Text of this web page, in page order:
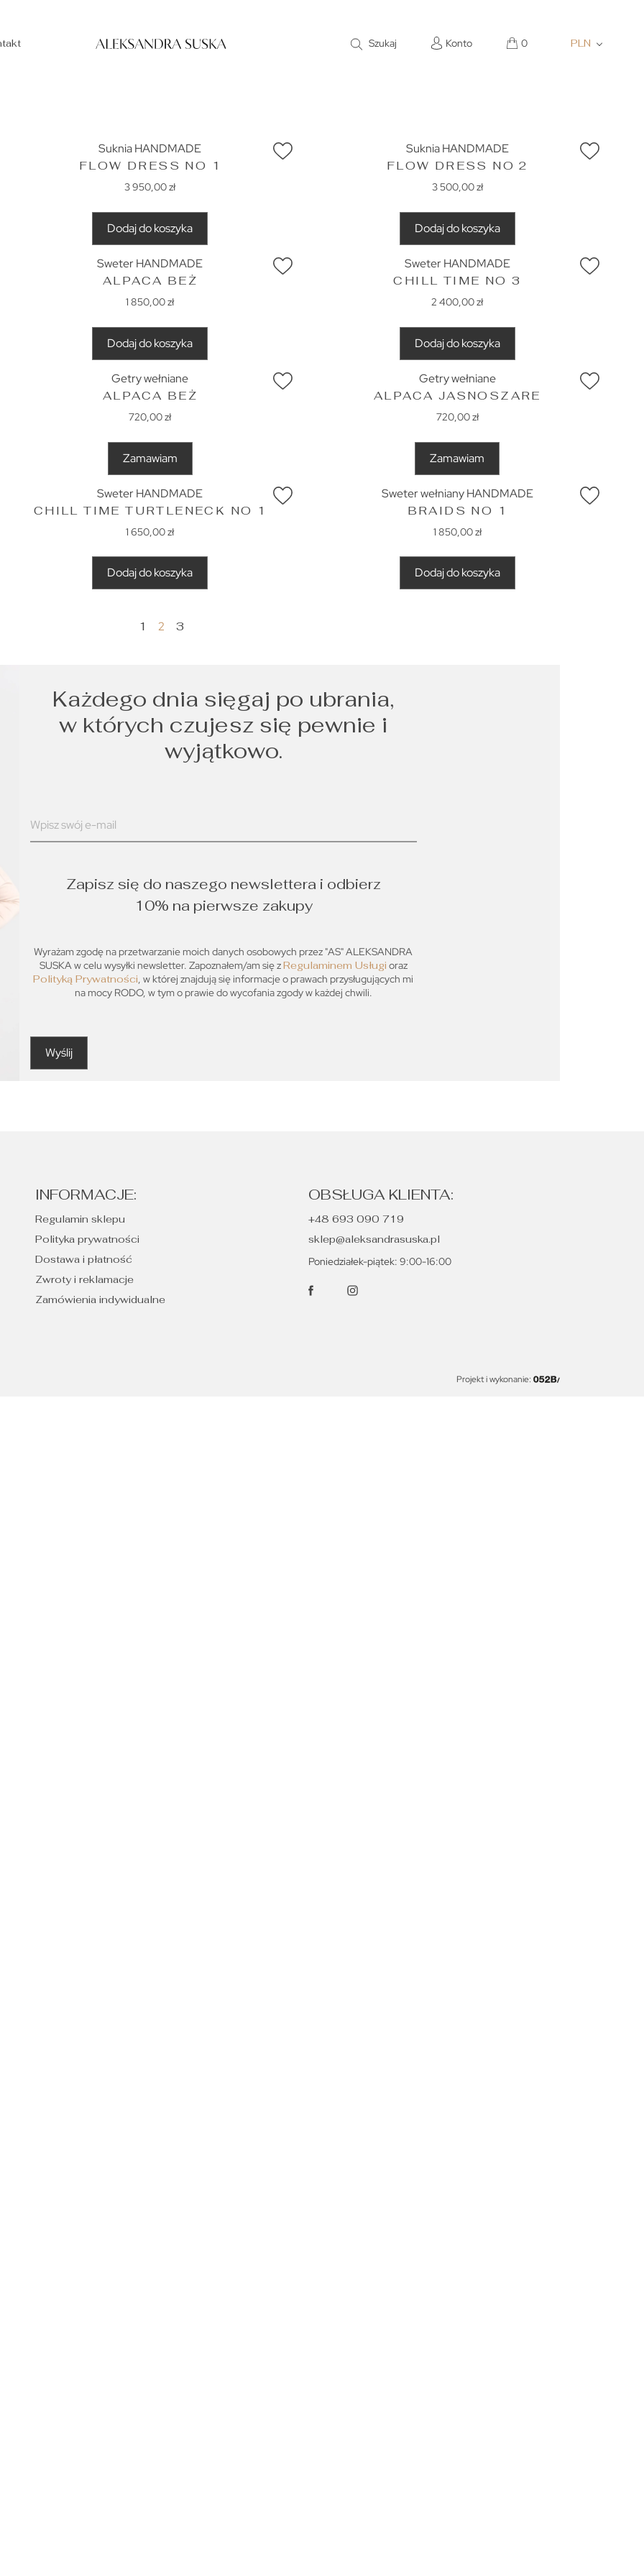
Szukaj Konto 0 PLN
Suknia HANDMADE
FLOW DRESS NO 1
3 950,00zł
Dodaj do koszyka
Suknia HANDMADE
FLOW DRESS NO 2
3 500,00zł
Dodaj do koszyka
Sweter HANDMADE
ALPACA BEŻ
1 850,00zł
Dodaj do koszyka
Sweter HANDMADE
CHILL TIME NO 3
2 400,00zł
Dodaj do koszyka
Getry wełniane
ALPACA BEŻ
720,00zł
Zamawiam
Getry wełniane
ALPACA JASNOSZARE
720,00zł
Zamawiam
Sweter HANDMADE
CHILL TIME TURTLENECK NO 1
1 650,00zł
Dodaj do koszyka
Sweter wełniany HANDMADE
BRAIDS NO 1
1 850,00zł
Dodaj do koszyka
1 2 3
Każdego dnia sięgaj po ubrania,
w których czujesz się pewnie i
wyjątkowo.
Zapisz się do naszego newslettera i odbierz
10% na pierwsze zakupy
Wyrażam zgodę na przetwarzanie moich danych osobowych przez "AS" ALEKSANDRA
SUSKA w celu wysyłki newsletter. Zapoznałem/am się zRegulaminem Usługi oraz
Polityką Prywatności, w której znajdują się informacje o prawach przysługujących mi
na mocy RODO, w tym o prawie do wycofania zgody w każdej chwili.
INFORMACJE:
Regulamin sklepu
Polityka prywatności
Dostawa i płatność
Zwroty i reklamacje
Zamówienia indywidualne
OBSŁUGA KLIENTA:
+48 693 090 719
sklep@aleksandrasuska.pl
Poniedziałek-piątek: 9:00-16:00
Projekt i wykonanie: